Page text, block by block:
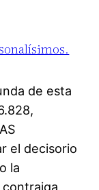
de esta
el decisorio
la